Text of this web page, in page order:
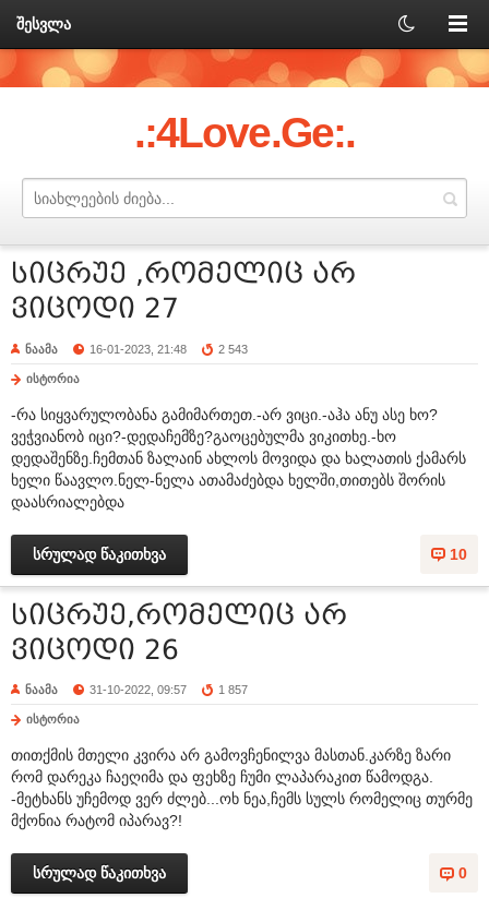
შესვლა
.:4Love.Ge:.
სიცრუე ,რომელიც არ
ვიცოდი 27
ნაამა 16-01-2023, 21:48 2 543
ისტორია
-რა სიყვარულობანა გამიმართეთ.-არ ვიცი.-აჰა ანუ ასე ხო?
ვეჭვიანობ იცი?-დედაჩემზე?გაოცებულმა ვიკითხე.-ხო
დედაშენზე.ჩემთან ზალაინ ახლოს მოვიდა და ხალათის ქამარს
ხელი წაავლო.ნელ-ნელა ათამაძებდა ხელში,თითებს შორის
დაასრიალებდა
10
სრულად წაკითხვა
სიცრუე,რომელიც არ
ვიცოდი 26
ნაამა 31-10-2022, 09:57 1 857
ისტორია
თითქმის მთელი კვირა არ გამოვჩენილვა მასთან.კარზე ზარი
რომ დარეკა ჩაეღიმა და ფეხზე ჩუმი ლაპარაკით წამოდგა.
-მეტხანს უჩემოდ ვერ ძლებ...ოხ ნეა,ჩემს სულს რომელიც თურმე
მქონია რატომ იპარავ?!
0
სრულად წაკითხვა